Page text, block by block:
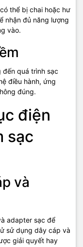
thể bị chai hoặc hư
nhận đủ năng lượng
vào.
đến quá trình sạc
điều hành, ứng
đúng.
điện
sạc
và
adapter sạc để
sử dụng dây cáp và
giải quyết hay